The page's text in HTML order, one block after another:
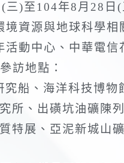
)至104年8月28日(
資源與地球科學相
動中心、中華電信
參訪地點：
究船、海洋科技博物
所、出磺坑油礦陳
特展、亞泥新城山